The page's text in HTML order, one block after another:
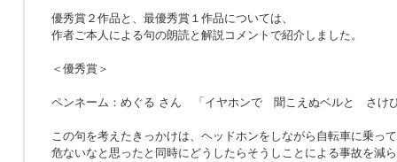
優秀賞２作品と、最優秀賞１作品については、
作者ご本人による句の朗読と解説コメントで紹介しました。
＜優秀賞＞
ペンネーム：めぐる さん 「イヤホンで 聞こえぬベルと さけ
この句を考えたきっかけは、ヘッドホンをしながら自転車に乗っ
危ないなと思ったと同時にどうしたらそうしことによる事故を減